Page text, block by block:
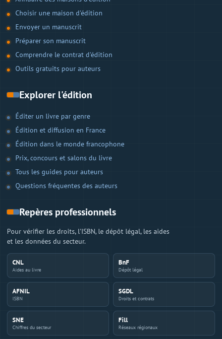
Choisir une maison d'édition
Envoyer un manuscrit
Préparer son manuscrit
Comprendre le contrat d'édition
Outils gratuits pour auteurs
Explorer l'édition
Éditer un livre par genre
Édition et diffusion en France
Édition dans le monde francophone
Prix, concours et salons du livre
Tous les guides pour auteurs
Questions fréquentes des auteurs
Repères professionnels
Pour vérifier les droits, l'ISBN, le dépôt légal, les aides
et les données du secteur.
CNL
Aides au livre
BnF
Dépôt légal
AFNIL
ISBN
SGDL
Droits et contrats
SNE
Chiffres du secteur
Fill
Réseaux régionaux